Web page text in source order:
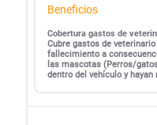
Beneficios
Cobertura gastos de
Cubre gastos de
fallecimiento a
las mascotas (Perros/
dentro del vehículo y